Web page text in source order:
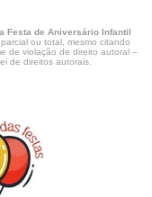
Festa de Aniversário Infantil
ou total, mesmo citando
de violação de direito autoral –
de direitos autorais.